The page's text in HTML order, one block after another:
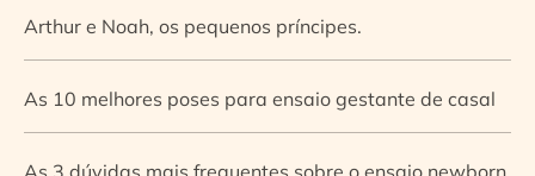
Arthur e Noah, os pequenos príncipes.
As 10 melhores poses para ensaio gestante de casal
As 3 dúvidas mais frequentes sobre o ensaio newborn